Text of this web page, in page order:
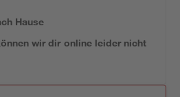
Hause
wir dir online leider nicht